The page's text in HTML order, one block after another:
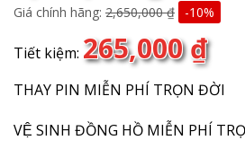
Giá chính hãng: 2,650,000₫ -10%
Tiết kiệm: 265,000₫
THAY PIN MIỄN PHÍ TRỌN ĐỜI
VỆ SINH ĐỒNG HỒ MIỄN PHÍ